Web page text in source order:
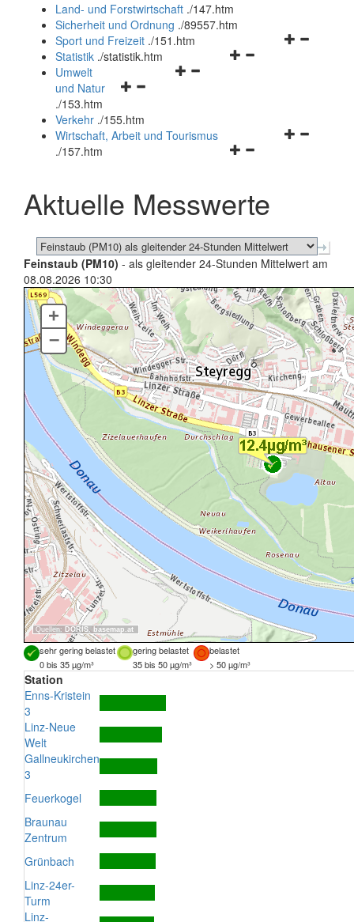
und
schließen
Land- und Forstwirtschaft ./147.htm
Sicherheit und Ordnung ./89557.htm
Navigationsmenü
Sport und Freizeit ./151.htm
Navigationsmenü
Statistik ./statistik.htm
Navigationsmenü
und
schließen
Umwelt
und Natur
./153.htm
Verkehr ./155.htm
Navigationsmenü
schließen
Wirtschaft, Arbeit und Tourismus
./157.htm
Aktuelle Messwerte
Feinstaub (PM10) - als gleitender 24-Stunden Mittelwert am
08.08.2026 10:30
Quellen: DORIS, basemap.at
+
–
sehr gering belastet gering belastet
belastet
0 bis 35 µg/m³
35 bis 50 µg/m³ > 50 µg/m³
Station
Enns-Kristein
3
Linz-Neue
Welt
Gallneukirchen
3
Feuerkogel
Braunau
Zentrum
Grünbach
Linz-24er-
Turm
Linz-